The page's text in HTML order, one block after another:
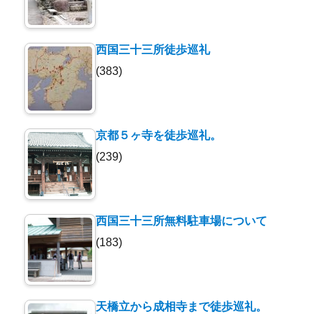
西国三十三所徒歩巡礼
(383)
京都５ヶ寺を徒歩巡礼。
(239)
西国三十三所無料駐車場について
(183)
天橋立から成相寺まで徒歩巡礼。